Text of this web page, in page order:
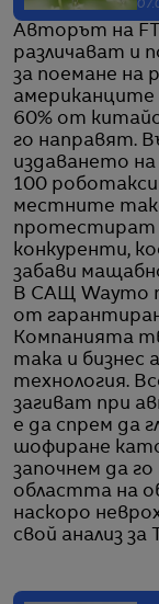
Авторът на
различават и
за поемане на
американците
60% от
го направят.
издаването на
100
местните
протестират
конкуренти,
забави
В САЩ Waymo
от
Компанията
така и бизнес
технология.
загиват при
е да спрем да
шофиране
започнем да
областта на
наскоро
свой анализ за